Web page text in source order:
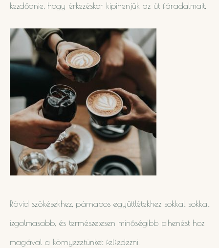
kezdődnie, hogy érkezéskor kipihenjük az út fáradalmait.
Rövid szökésekhez, párnapos együttlétekhez sokkal sokkal
izgalmasabb, és természetesen minőségibb pihenést hoz
magával a környezetünket felfedezni.